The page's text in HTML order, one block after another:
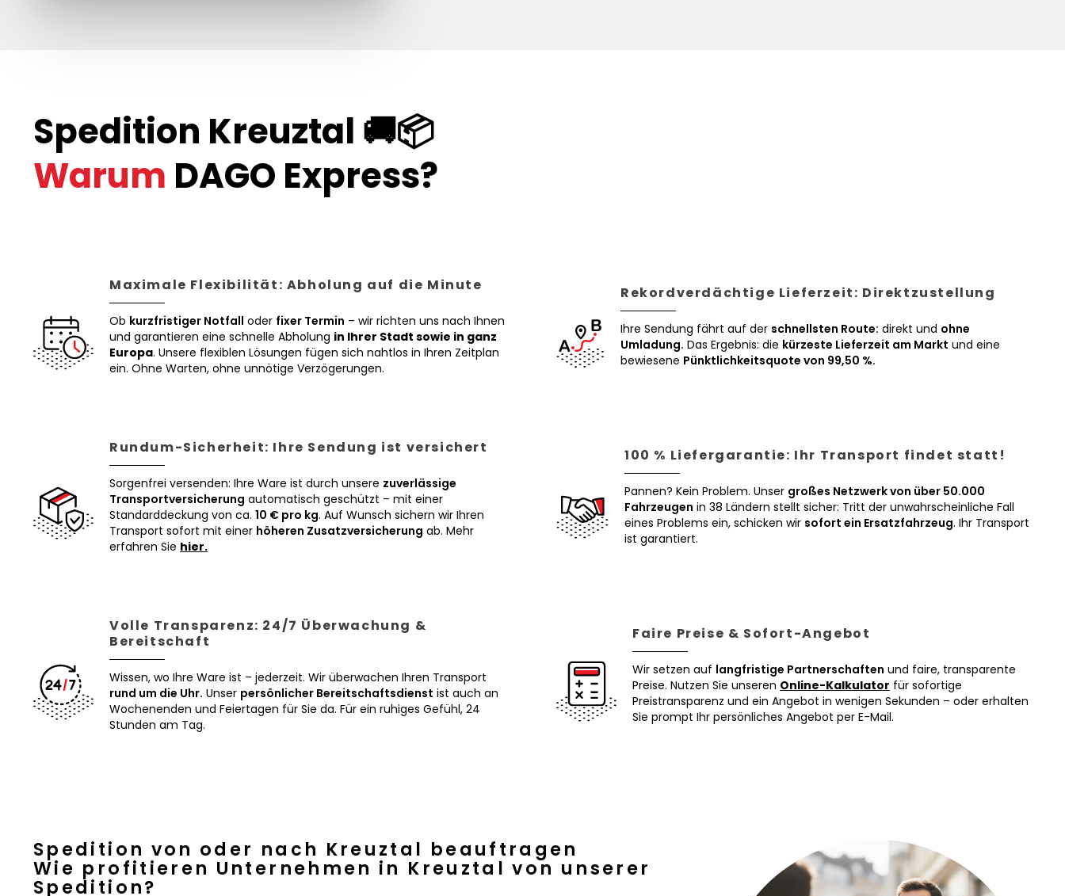
Spedition Kreuztal 🚚📦
Warum DAGO Express?
Maximale Flexibilität: Abholung auf die Minute
Ob kurzfristiger Notfall oder fixer Termin – wir richten uns nach Ihnen
und garantieren eine schnelle Abholung in Ihrer Stadt sowie in ganz
Europa. Unsere flexiblen Lösungen fügen sich nahtlos in Ihren Zeitplan
ein. Ohne Warten, ohne unnötige Verzögerungen.
Rekordverdächtige Lieferzeit: Direktzustellung
Ihre Sendung fährt auf der schnellsten Route: direkt und ohne
Umladung. Das Ergebnis: die kürzeste Lieferzeit am Markt und eine
bewiesene Pünktlichkeitsquote von 99,50 %.
Rundum-Sicherheit: Ihre Sendung ist versichert
Sorgenfrei versenden: Ihre Ware ist durch unsere zuverlässige
Transportversicherung automatisch geschützt – mit einer
Standarddeckung von ca. 10 € pro kg. Auf Wunsch sichern wir Ihren
Transport sofort mit einer höheren Zusatzversicherung ab. Mehr
erfahren Sie hier.
100 % Liefergarantie: Ihr Transport findet statt!
Pannen? Kein Problem. Unser großes Netzwerk von über 50.000
Fahrzeugen in 38 Ländern stellt sicher: Tritt der unwahrscheinliche Fall
eines Problems ein, schicken wir sofort ein Ersatzfahrzeug. Ihr Transport
ist garantiert.
Volle Transparenz: 24/7 Überwachung &
Bereitschaft
Wissen, wo Ihre Ware ist – jederzeit. Wir überwachen Ihren Transport
rund um die Uhr. Unser persönlicher Bereitschaftsdienst ist auch an
Wochenenden und Feiertagen für Sie da. Für ein ruhiges Gefühl, 24
Stunden am Tag.
Faire Preise & Sofort-Angebot
Wir setzen auf langfristige Partnerschaften und faire, transparente
Preise. Nutzen Sie unseren Online-Kalkulator für sofortige
Preistransparenz und ein Angebot in wenigen Sekunden – oder erhalten
Sie prompt Ihr persönliches Angebot per E-Mail.
Spedition von oder nach Kreuztal beauftragen
Wie profitieren Unternehmen in Kreuztal von unserer
Spedition?